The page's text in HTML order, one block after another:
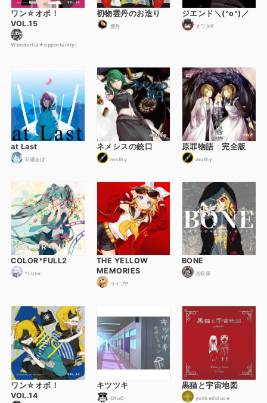
ワン☆オポ！
VOL.15
Wonderful★opportunity!
初物雲丹のお造り
雲丹
ジエンド＼(^o^)／
オワタP
at Last
市瀬るぽ
ネメシスの銃口
mothy
原罪物語 完全版
mothy
COLOR*FULL2
*Luna
THE YELLOW
MEMORIES
ライブP
BONE
光収容
ワン☆オポ！
VOL.14
キツツキ
OtuQ
黒猫と宇宙地図
yukkedoluce